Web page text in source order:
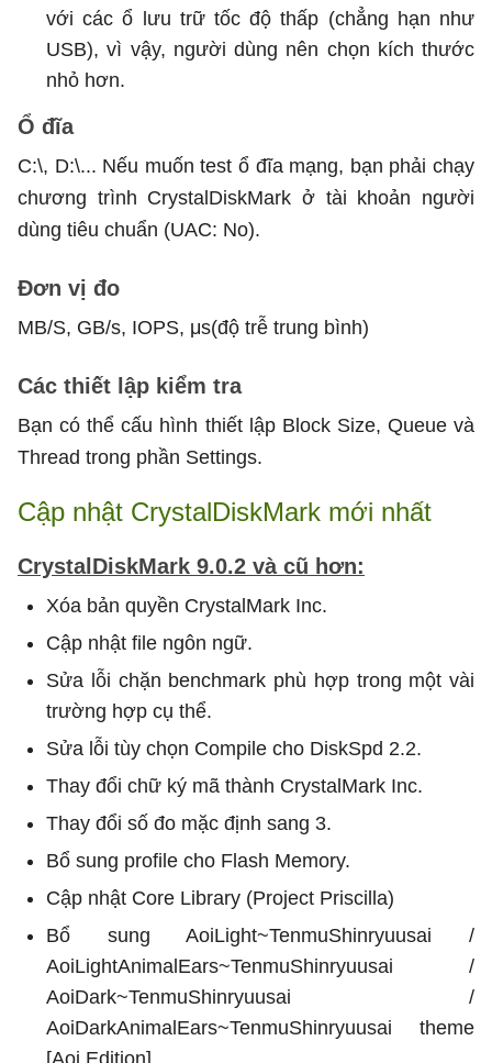
với các ổ lưu trữ tốc độ thấp (chẳng hạn như
USB), vì vậy, người dùng nên chọn kích thước
nhỏ hơn.
Ổ đĩa
C:\, D:\... Nếu muốn test ổ đĩa mạng, bạn phải chạy
chương trình CrystalDiskMark ở tài khoản người
dùng tiêu chuẩn (UAC: No).
Đơn vị đo
MB/S, GB/s, IOPS, μs(độ trễ trung bình)
Các thiết lập kiểm tra
Bạn có thể cấu hình thiết lập Block Size, Queue và
Thread trong phần Settings.
Cập nhật CrystalDiskMark mới nhất
CrystalDiskMark 9.0.2 và cũ hơn:
Xóa bản quyền CrystalMark Inc.
Cập nhật file ngôn ngữ.
Sửa lỗi chặn benchmark phù hợp trong một vài
trường hợp cụ thể.
Sửa lỗi tùy chọn Compile cho DiskSpd 2.2.
Thay đổi chữ ký mã thành CrystalMark Inc.
Thay đổi số đo mặc định sang 3.
Bổ sung profile cho Flash Memory.
Cập nhật Core Library (Project Priscilla)
Bổ sung AoiLight~TenmuShinryuusai /
AoiLightAnimalEars~TenmuShinryuusai /
AoiDark~TenmuShinryuusai /
AoiDarkAnimalEars~TenmuShinryuusai theme
[Aoi Edition].